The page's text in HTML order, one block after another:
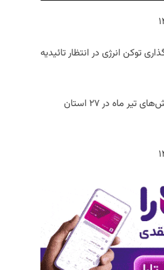
توکن انرژی در انتظار تائیدیه
گزارش شاپرک: تعداد تراکنش‌های تیر ماه در ۲۷ استان‌